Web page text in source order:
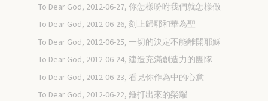
To Dear God, 2012-06-27, 你怎樣吩咐我們就怎樣做
To Dear God, 2012-06-26, 刻上歸耶和華為聖
To Dear God, 2012-06-25, 一切的決定不能離開耶穌
To Dear God, 2012-06-24, 建造充滿創造力的團隊
To Dear God, 2012-06-23, 看見你作為中的心意
To Dear God, 2012-06-22, 錘打出來的榮耀